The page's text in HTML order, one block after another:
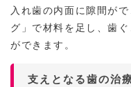
入れ歯の内面に隙間が
グ」で材料を足し、歯
ができます。
支えとなる歯の治